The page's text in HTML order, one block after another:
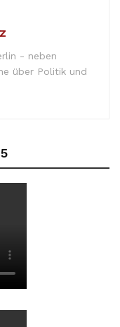
- neben
über Politik und